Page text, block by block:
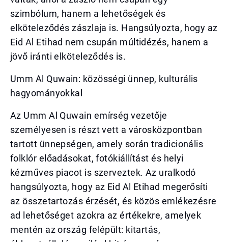
szimbólum, hanem a lehetőségek és
elköteleződés zászlaja is. Hangsúlyozta, hogy az
Eid Al Etihad nem csupán múltidézés, hanem a
jövő iránti elköteleződés is.
Umm Al Quwain: közösségi ünnep, kulturális
hagyományokkal
Az Umm Al Quwain emírség vezetője
személyesen is részt vett a városközpontban
tartott ünnepségen, amely során tradicionális
folklór előadásokat, fotókiállítást és helyi
kézműves piacot is szerveztek. Az uralkodó
hangsúlyozta, hogy az Eid Al Etihad megerősíti
az összetartozás érzését, és közös emlékezésre
ad lehetőséget azokra az értékekre, amelyek
mentén az ország felépült: kitartás,